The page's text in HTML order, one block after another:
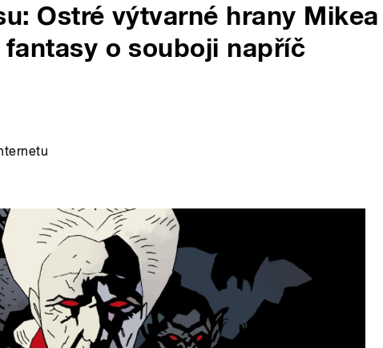
Ostré výtvarné hrany Mikea
o souboji napříč